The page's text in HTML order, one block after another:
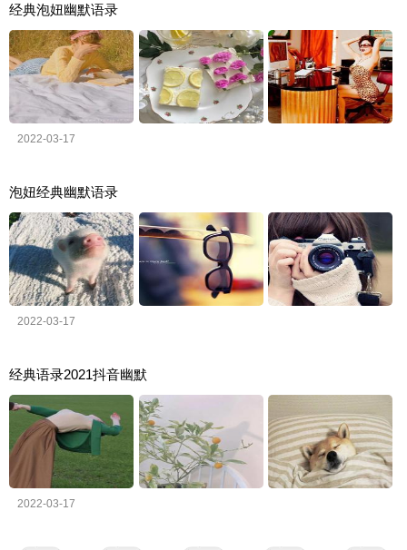
经典泡妞幽默语录
2022-03-17
泡妞经典幽默语录
2022-03-17
经典语录2021抖音幽默
2022-03-17